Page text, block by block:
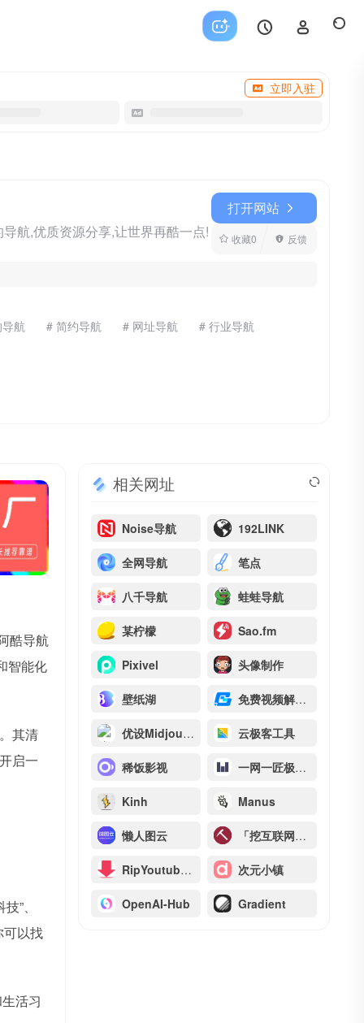
立即入驻
航,优质资源分享,让世界再酷一点!
打开网站
收藏0 反馈
航 # 简约导航 # 网址导航 # 行业导航
酷导航
智能化
其清
启一
”、
可以找
活习
相关网址
Noise导航 192LINK
全网导航 笔点
八千导航 蛙蛙导航
某柠檬 Sao.fm
Pixivel 头像制作
壁纸湖 免费视频解析下载
优设Midjourney教程 云极客工具
稀饭影视 一网一匠极速版
Kinh Manus
懒人图云 「挖互联网」・ 发现有趣有用的互联网 ・ Tigg.cc
RipYoutube：免费在线Youtube视频下载器 次元小镇
OpenAI-Hub Gradient